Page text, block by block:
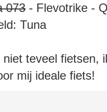
073- Flevotrike -
Tuna
niet teveel fietsen,
mij ideale fiets!